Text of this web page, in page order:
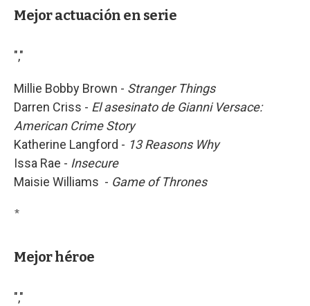
Mejor actuación en serie
","
Millie Bobby Brown - Stranger Things
Darren Criss - El asesinato de Gianni Versace:
American Crime Story
Katherine Langford - 13 Reasons Why
Issa Rae - Insecure
Maisie Williams - Game of Thrones
*
Mejor héroe
","